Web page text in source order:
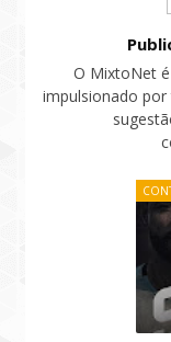
O MixtoNet
impulsionado